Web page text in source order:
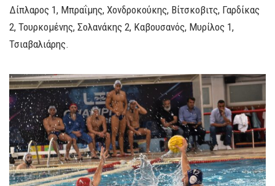
Δίπλαρος 1, Μπραΐμης, Χονδροκούκης, Βίτσκοβιτς, Γαρδίκας
2, Τουρκομένης, Σολανάκης 2, Καβουσανός, Μυρίλος 1,
Τσιαβαλιάρης.